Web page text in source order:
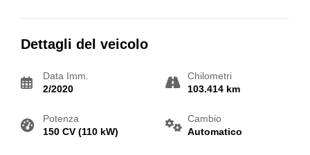
Dettagli del veicolo
Data Imm.
2/2020
Chilometri
103.414 km
Potenza
150 CV (110 kW)
Cambio
Automatico